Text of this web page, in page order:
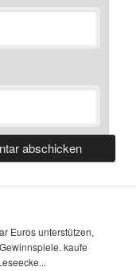
Euros unterstützen,
kaufe